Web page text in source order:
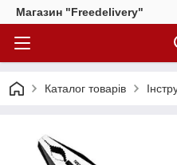
Магазин "Freedelivery"
Каталог товарів